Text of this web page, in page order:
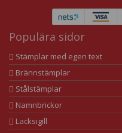
Populära sidor
Stämplar med egen text
Brännstämplar
Stålstämplar
Namnbrickor
Lacksigill